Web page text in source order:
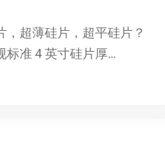
，超薄硅片，超平硅片？
标准 4 英寸硅片厚…